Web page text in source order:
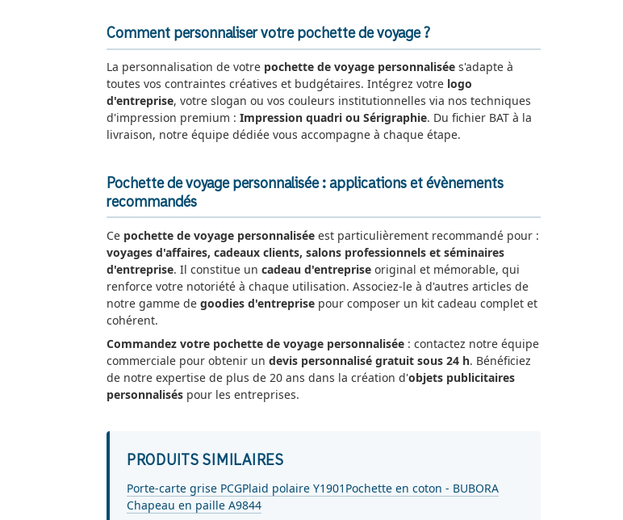
Comment personnaliser votre pochette de voyage ?
La personnalisation de votre pochette de voyage personnalisée s'adapte à
toutes vos contraintes créatives et budgétaires. Intégrez votre logo
d'entreprise, votre slogan ou vos couleurs institutionnelles via nos techniques
d'impression premium : Impression quadri ou Sérigraphie. Du fichier BAT à la
livraison, notre équipe dédiée vous accompagne à chaque étape.
Pochette de voyage personnalisée : applications et évènements
recommandés
Ce pochette de voyage personnalisée est particulièrement recommandé pour :
voyages d'affaires, cadeaux clients, salons professionnels et séminaires
d'entreprise. Il constitue un cadeau d'entreprise original et mémorable, qui
renforce votre notoriété à chaque utilisation. Associez-le à d'autres articles de
notre gamme de goodies d'entreprise pour composer un kit cadeau complet et
cohérent.
Commandez votre pochette de voyage personnalisée : contactez notre équipe
commerciale pour obtenir un devis personnalisé gratuit sous 24 h. Bénéficiez
de notre expertise de plus de 20 ans dans la création d'objets publicitaires
personnalisés pour les entreprises.
PRODUITS SIMILAIRES
Porte-carte grise PCGPlaid polaire Y1901 Pochette en coton - BUBORA
Chapeau en paille A9844